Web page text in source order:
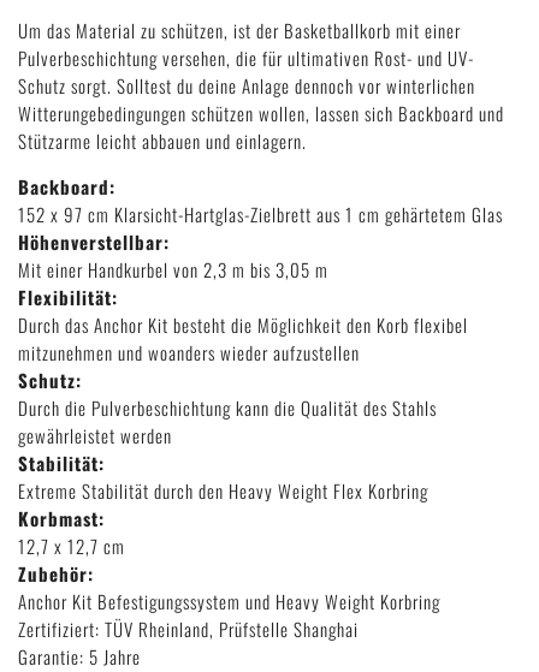
Um das Material zu schützen, ist der Basketballkorb mit einer
Pulverbeschichtung versehen, die für ultimativen Rost- und UV-
Schutz sorgt. Solltest du deine Anlage dennoch vor winterlichen
Witterungebedingungen schützen wollen, lassen sich Backboard und
Stützarme leicht abbauen und einlagern.
Backboard:
152 x 97 cm Klarsicht-Hartglas-Zielbrett aus 1 cm gehärtetem Glas
Höhenverstellbar:
Mit einer Handkurbel von 2,3 m bis 3,05 m
Flexibilität:
Durch das Anchor Kit besteht die Möglichkeit den Korb flexibel
mitzunehmen und woanders wieder aufzustellen
Schutz:
Durch die Pulverbeschichtung kann die Qualität des Stahls
gewährleistet werden
Stabilität:
Extreme Stabilität durch den Heavy Weight Flex Korbring
Korbmast:
12,7 x 12,7 cm
Zubehör:
Anchor Kit Befestigungssystem und Heavy Weight Korbring
Zertifiziert: TÜV Rheinland, Prüfstelle Shanghai
Garantie: 5 Jahre